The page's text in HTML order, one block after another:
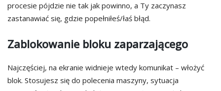
procesie pójdzie nie tak jak powinno, a Ty zaczynasz
zastanawiać się, gdzie popełniłeś/łaś błąd.
Zablokowanie bloku zaparzającego
Najczęściej, na ekranie widnieje wtedy komunikat – włożyć
blok. Stosujesz się do polecenia maszyny, sytuacja